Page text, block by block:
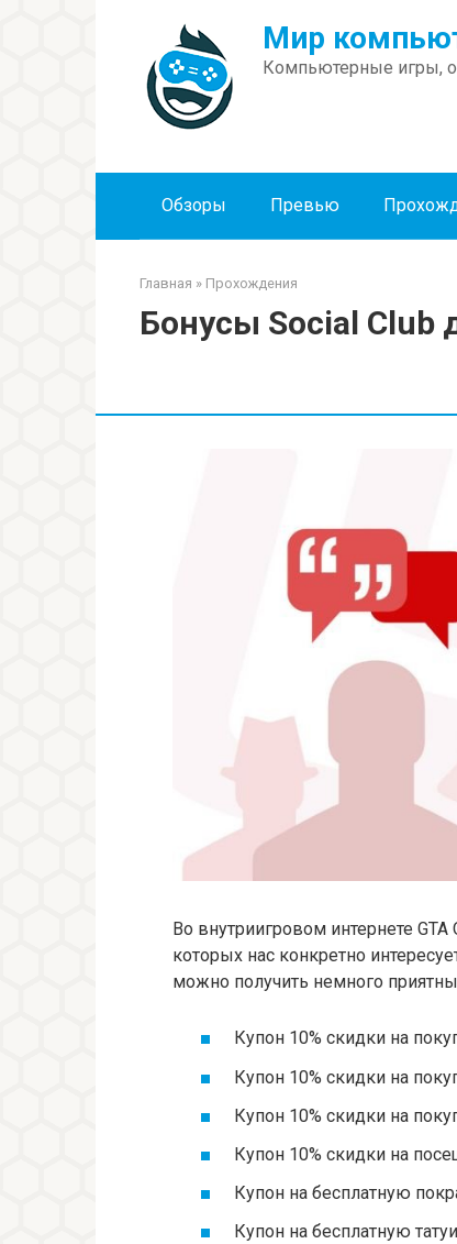
Мир
Компьютерные игры,
Обзоры Превью
Главная » Прохождения
Бонусы Social Club
Во внутриигровом интернете
которых нас конкретно
можно получить немного
Купон 10% скидки на
Купон 10% скидки на
Купон 10% скидки на
Купон 10% скидки на
Купон на бесплатную
Купон на бесплатную